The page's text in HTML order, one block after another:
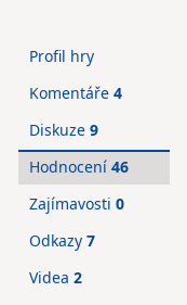
Profil hry
Komentáře 4
Diskuze 9
Hodnocení 46
Zajímavosti 0
Odkazy 7
Videa 2